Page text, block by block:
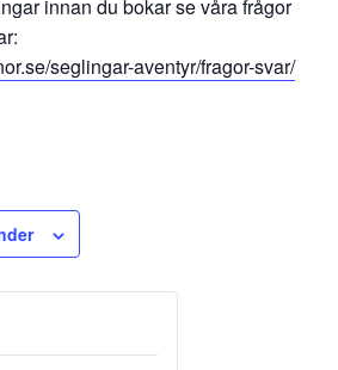
innan du bokar se våra frågor
seglingar-aventyr/fragor-svar/